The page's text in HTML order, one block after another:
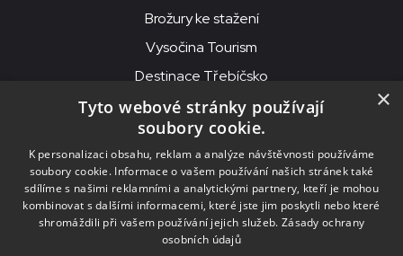
Brožury ke stažení
Vysočina Tourism
Destinace Třebíčsko
© 2026MKS Beseda Mor. Budějovice
MKS Beseda, příspěvková organizace, Purcnerova 62, 676 02
Moravské Budějovice
IČO: 00091758, DIČ: CZ00091758, ID datové schránky: chjn2kd
×
Tyto webové stránky používají
soubory cookie.
K personalizaci obsahu, reklam a analýze návštěvnosti používáme
soubory cookie. Informace o vašem používání našich stránek také
sdílíme s našimi reklamními a analytickými partnery, kteří je mohou
kombinovat s dalšími informacemi, které jste jim poskytli nebo které
shromáždili při vašem používání jejich služeb. Zásady ochrany
osobních údajů